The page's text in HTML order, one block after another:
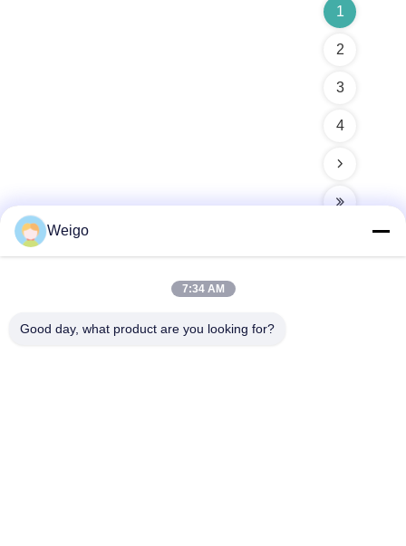
1
2
3
4
Weigo
7:34 AM
Good day, what product are you looking for?